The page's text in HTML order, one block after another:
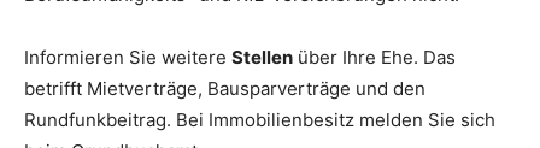
Informieren Sie weitere Stellen über Ihre Ehe. Das
betrifft Mietverträge, Bausparverträge und den
Rundfunkbeitrag. Bei Immobilienbesitz melden Sie sich